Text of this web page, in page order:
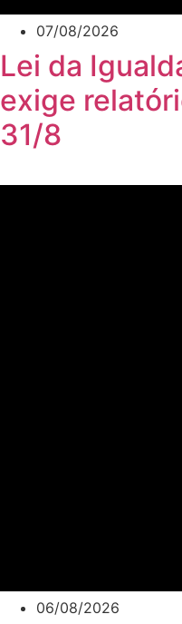
07/08/2026
Lei da
exige
31/8
06/08/2026